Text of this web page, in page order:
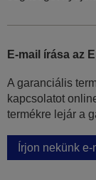
E-mail írása az
A garanciális
kapcsolatot
termékre lejár a
Írjon nekünk e-